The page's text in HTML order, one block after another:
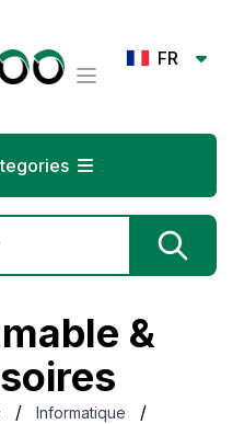
FR
&
/ Informatique /